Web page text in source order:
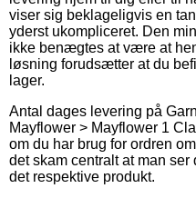
viser sig beklageligvis en
yderst ukompliceret. Den
ikke benægtes at være at
løsning forudsætter at du
lager.
Antal dages levering på
Mayflower > Mayflower 1
om du har brug for ordren
det skam centralt at man
det respektive produkt.